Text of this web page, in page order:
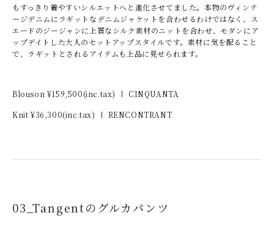
もすっきり着やすいシルエットへと進化させてました。本物のヴィンテ
ージデニムにラギットなデニムジャケットを合わせるわけではなく、ス
エードのジージャンに上質なシルク素材のニットを合わせ、モダンにア
ップデイトした大人のセットアップスタイルです。素材に気を配ること
で、ラギットとされるアイテムも上品に見せられます。
Blouson ¥159,500(inc.tax)
CINQUANTA
Knit ¥36,300(inc.tax) RENCONTRANT
03_Tangentのグルカパンツ